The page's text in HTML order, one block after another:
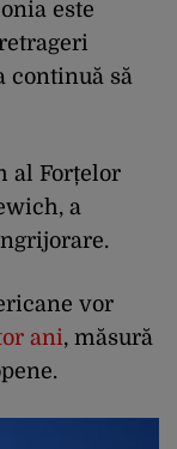
este
continuă să
al Forțelor
a
vor
ani, măsură